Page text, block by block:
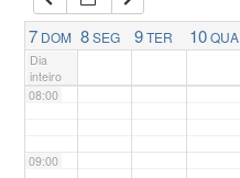
7 DOM 8SEG 9TER 10QUA
Dia
inteiro
07:00
08:00
09:00